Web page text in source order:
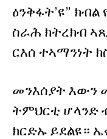
ዕንቅፋት’ዩ”
ስራሕ ክትረክብ
ርእሰ ተኣማንነት
መንእሰያት እውን
ትምህርቲ ሆላንድ
ክርድኡ ይደልዩ።